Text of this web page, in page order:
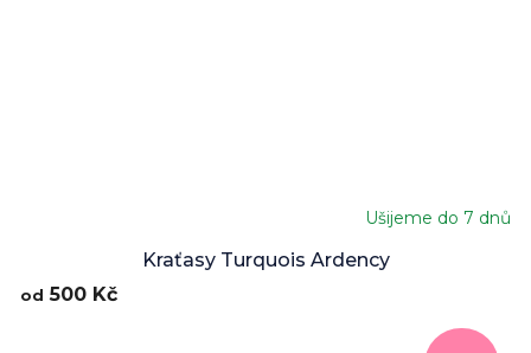
Kraťasy Turquois Ardency
je
Ušijeme do 7 dnů
od 500 Kč